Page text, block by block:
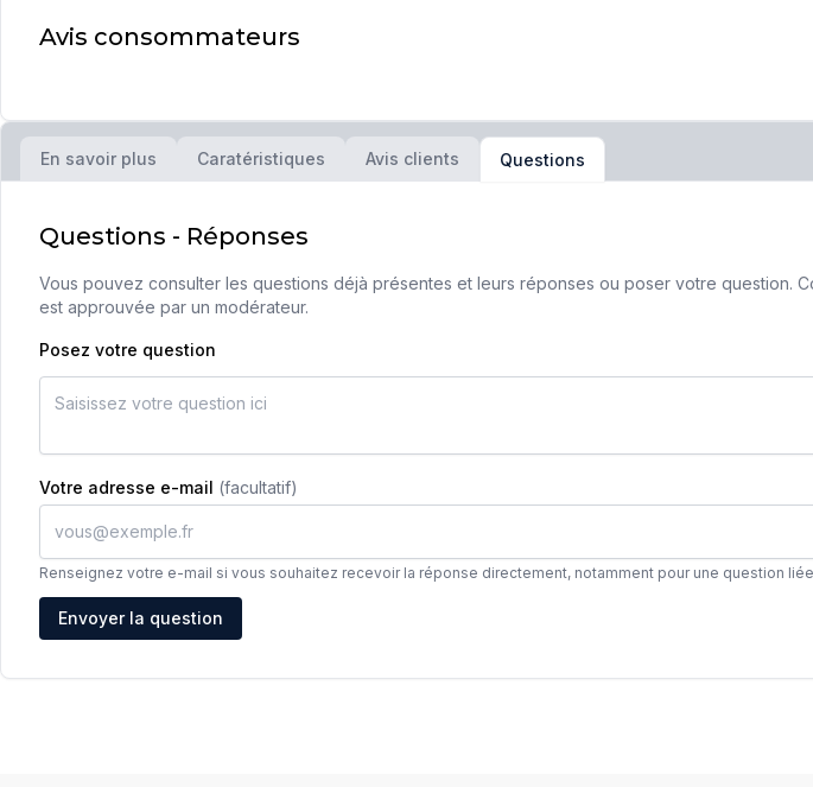
Avis consommateurs
En savoir plus Caratéristiques Avis clients Questions
Questions - Réponses
Vous pouvez consulter les questions déjà présentes et leurs réponses ou poser votre question.
est approuvée par un modérateur.
Posez votre question
Votre adresse e-mail (facultatif)
Renseignez votre e-mail si vous souhaitez recevoir la réponse directement, notamment pour une question
Adresse e-mail
Envoyer la question